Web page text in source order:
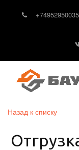
+74952950035
Назад к списку